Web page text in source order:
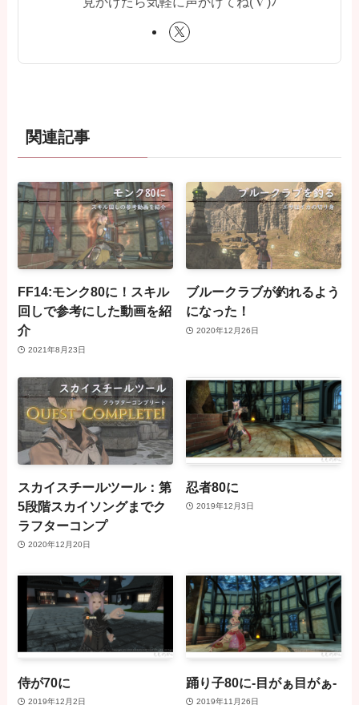
関連記事
FF14:モンク80に！スキル
回しで参考にした動画を紹
介
2021年8月23日
ブルークラブが釣れるよう
になった！
2020年12月26日
スカイスチールツール：第
5段階スカイソングまでク
ラフターコンプ
2020年12月20日
忍者80に
2019年12月3日
侍が70に
2019年12月2日
踊り子80に-目がぁ目がぁ-
2019年11月26日